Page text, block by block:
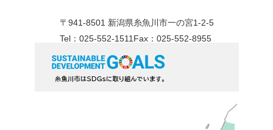
〒941-8501 新潟県糸魚川市一の宮1-2-5
Tel：025-552-1511 Fax：025-552-8955